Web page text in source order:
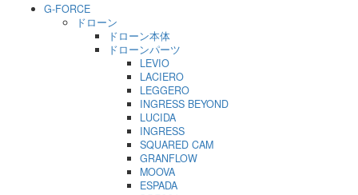
G-FORCE
ドローン
ドローン本体
ドローンパーツ
LEVIO
LACIERO
LEGGERO
INGRESS BEYOND
LUCIDA
INGRESS
SQUARED CAM
GRANFLOW
MOOVA
ESPADA